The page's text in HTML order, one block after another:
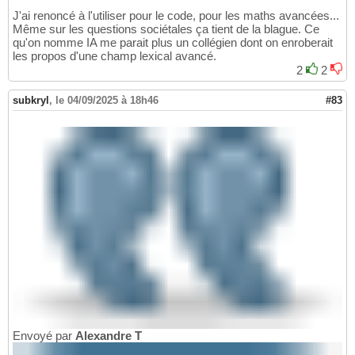
J'ai renoncé à l'utiliser pour le code, pour les maths avancées...
Même sur les questions sociétales ça tient de la blague. Ce
qu'on nomme IA me parait plus un collégien dont on enroberait
les propos d'une champ lexical avancé.
2
2
subkryl , le 04/09/2025 à 18h46 #83
Envoyé par Alexandre T